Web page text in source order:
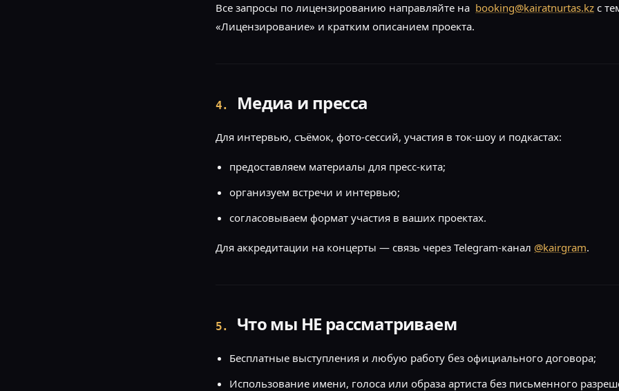
Все запросы по лицензированию направляйте на booking@kairatnurtas.kz с
«Лицензирование» и кратким описанием проекта.
4. Медиа и пресса
Для интервью, съёмок, фото-сессий, участия в ток-шоу и подкастах:
предоставляем материалы для пресс-кита;
организуем встречи и интервью;
согласовываем формат участия в ваших проектах.
Для аккредитации на концерты — связь через Telegram-канал @kairgram.
5. Что мы НЕ рассматриваем
Бесплатные выступления и любую работу без официального договора;
Использование имени, голоса или образа артиста без письменного